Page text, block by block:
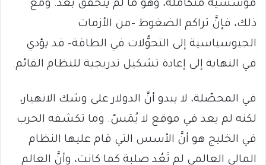
مؤسسية متكاملة، وهو ما لم يتحقق بعد. ومع
ذلك، فإنَّ تراكم الضغوط –من الأزمات
الجيوسياسية إلى التحوُّلات في الطاقة– قد يؤدي
في النهاية إلى إعادة تشكيل تدريجية للنظام القائم.
في المحصّلة، لا يبدو أنَّ الدولار على وشك الانهيار،
لكنه لم يعد في موقع لا يُمَسّ. وما تكشفه الحرب
في الخليج هو أنَّ الأسس التي قام عليها النظام
المالي العالمي لم تَعُد صلبة كما كانت، وأنَّ العالم